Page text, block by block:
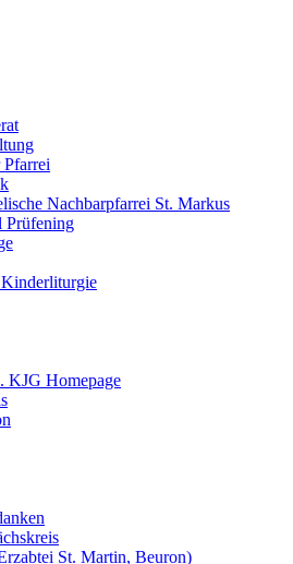
Nachbarpfarrei St. Markus
Prüfening
KJG Homepage
St. Martin, Beuron)